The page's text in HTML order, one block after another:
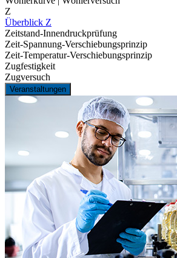
Z
Überblick Z
Zeitstand-Innendruckprüfung
Zeit-Spannung-Verschiebungsprinzip
Zeit-Temperatur-Verschiebungsprinzip
Zugfestigkeit
Zugversuch
Veranstaltungen